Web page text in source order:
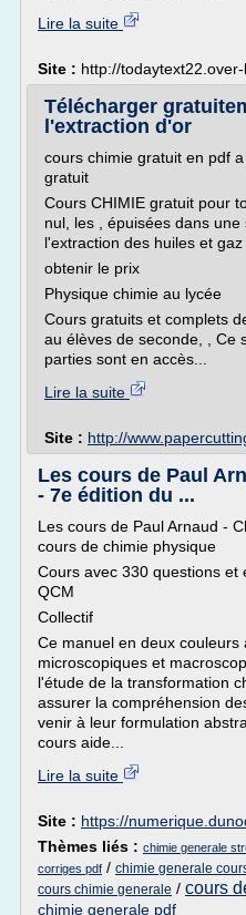
Lire la suite
Site : http://
Télécharger
l'extraction d'or
cours chimie gratuit en pdf
gratuit
Cours CHIMIE gratuit pour
nul, les , épuisées dans une
l'extraction des huiles et
obtenir le prix
Physique chimie au lycée
Cours gratuits et complets
au élèves de seconde, , Ce
parties sont en accès...
Lire la suite
Site : http://
Les cours de Paul
- 7e édition du ...
Les cours de Paul Arnaud -
cours de chimie physique
Cours avec 330 questions et
QCM
Collectif
Ce manuel en deux couleurs
microscopiques et
l'étude de la transformation
assurer la compréhension
venir à leur formulation
cours aide...
Lire la suite
Site : https://
Thèmes liés : chimie generale
corriges pdf / chimie generale
cours chimie generale / cours
chimie generale pdf